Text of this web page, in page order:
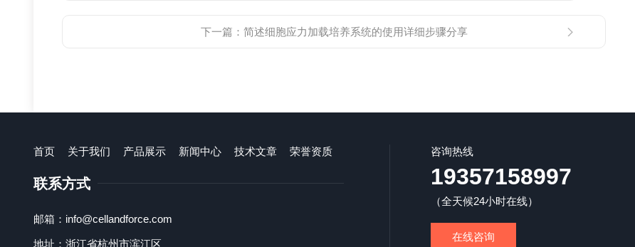
下一篇： 简述细胞应力加载培养系统的使用详细步骤分享
首页 关于我们 产品展示 新闻中心 技术文章 荣誉资质
联系方式
邮箱：info@cellandforce.com
地址：浙江省杭州市滨江区
咨询热线
19357158997
（全天候24小时在线）
在线咨询